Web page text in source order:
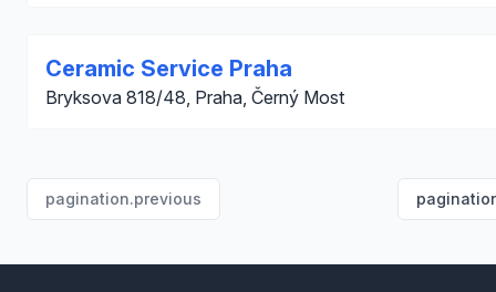
Ceramic Service Praha
Bryksova 818/48, Praha, Černý Most
pagination.previous